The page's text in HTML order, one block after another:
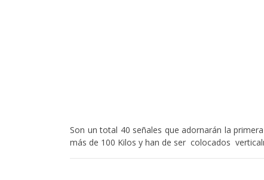
Son un total 40 señales que adornarán la
más de 100 Kilos y han de ser colocados